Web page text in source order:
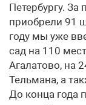
Петербургу.
приобрели 91
году мы уже
сад на 110
Агалатово, на
Тельмана, а
До конца года